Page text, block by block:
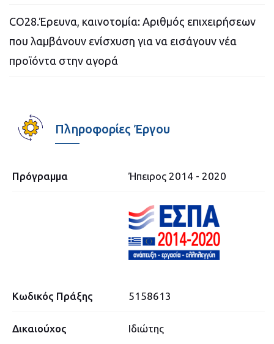
CO28.Έρευνα, καινοτομία: Αριθμός επιχειρήσεων
που λαμβάνουν ενίσχυση για να εισάγουν νέα
προϊόντα στην αγορά
Πληροφορίες Έργου
Πρόγραμμα Ήπειρος 2014 - 2020
Κωδικός Πράξης 5158613
Δικαιούχος Ιδιώτης